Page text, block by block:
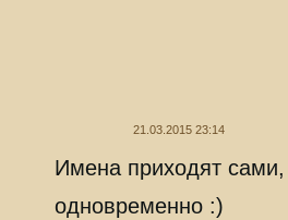
21.03.2015 23:14
Имена приходят
одновременно :)